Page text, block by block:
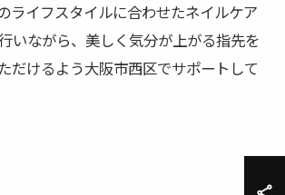
ライフスタイルに合わせたネイルケア
いながら、美しく気分が上がる指先を
だけるよう大阪市西区でサポートして